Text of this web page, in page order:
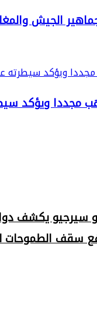
الجيش
ويؤكد سيطرته
مجددا ويؤكد
سيرجيو يكشف
سقف الطموحات